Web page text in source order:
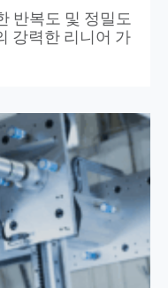
반복도 및 정밀도
강력한 리니어 가